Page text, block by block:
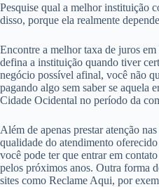
Pesquise qual a melhor instituição
disso, porque ela realmente
Encontre a melhor taxa de juros
defina a instituição quando tiver
negócio possível afinal, você não
pagando algo sem saber se aquela
Cidade Ocidental no período da
Além de apenas prestar atenção
qualidade do atendimento
você pode ter que entrar em
pelos próximos anos. Outra forma
sites como Reclame Aqui, por